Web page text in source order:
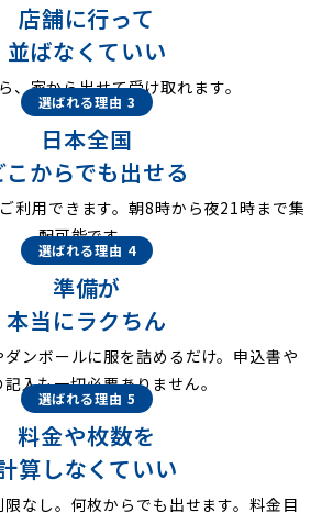
店舗に行って
並ばなくていい
、家から出せて受け取れます。
選ばれる理由 3
日本全国
こからでも出せる
利用できます。朝8時から夜21時まで集
配可能です。
選ばれる理由 4
準備が
本当にラクちん
ンボールに服を詰めるだけ。申込書や
入も一切必要ありません。
選ばれる理由 5
料金や枚数を
算しなくていい
限なし。何枚からでも出せます。料金目